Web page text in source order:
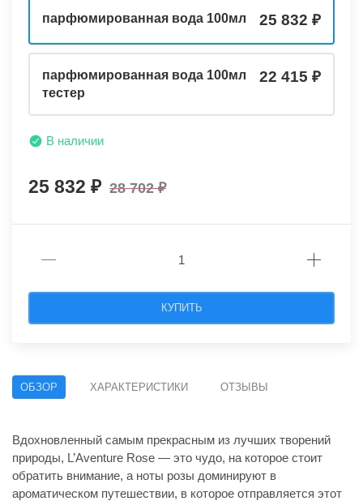
парфюмированная вода 100мл 25 832
парфюмированная вода 100мл
тестер
22 415
В наличии
25 832 28 702
КУПИТЬ
ОБЗОР ХАРАКТЕРИСТИКИ ОТЗЫВЫ
Вдохновленный самым прекрасным из лучших творений
природы, L’Aventure Rose — это чудо, на которое стоит
обратить внимание, а ноты розы доминируют в
ароматическом путешествии, в которое отправляется этот